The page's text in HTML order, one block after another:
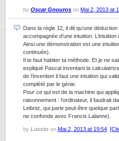
by Oscar Gnouros on Mai 2, 2013 at
Dans la règle 12, il dit qu’une
accompagnée d’une intuition.
Ainsi une démonstration est une
continuée).
Il te faut habiter ta méthode. Et je ne
expliqué Pascal inventant la
de l’invention il faut une intuition qui
complété par le génie.
Pour ce qui est de la machine qui
raisonnement : l’ordinateur, il faudrait
Leibniz, qui parle peut-être quelque
ne confonde avec Francis Lalanne).
by Luccio on Mai 2, 2013 at 19:54